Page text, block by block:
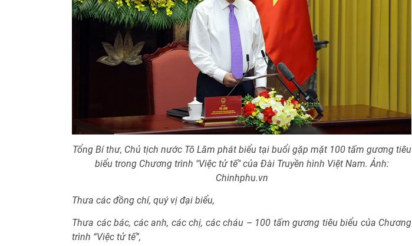
Tổng Bí thư, Chủ tịch nước Tô Lâm phát biểu tại buổi gặp mặt 100 tấm gương tiêu
biểu trong Chương trình "Việc tử tế" của Đài Truyền hình Việt Nam. Ảnh:
Chinhphu.vn
Thưa các đồng chí, quý vị đại biểu,
Thưa các bác, các anh, các chị, các cháu – 100 tấm gương tiêu biểu của Chương
trình “Việc tử tế”,